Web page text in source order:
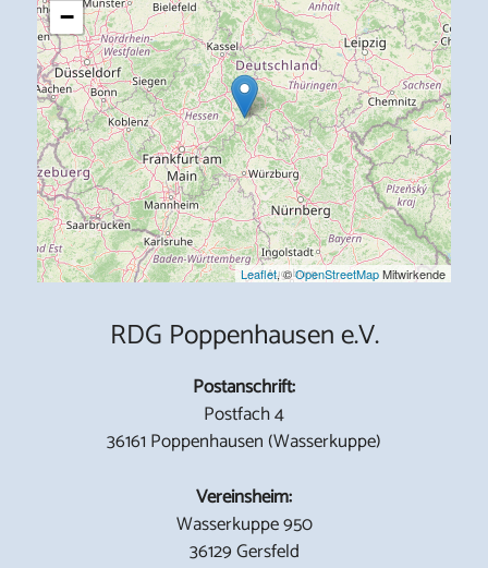
−
Leaflet, ©OpenStreetMapMitwirkende
RDG Poppenhausen e.V.
Postanschrift:
Postfach 4
36161 Poppenhausen (Wasserkuppe)
Vereinsheim:
Wasserkuppe 950
36129 Gersfeld